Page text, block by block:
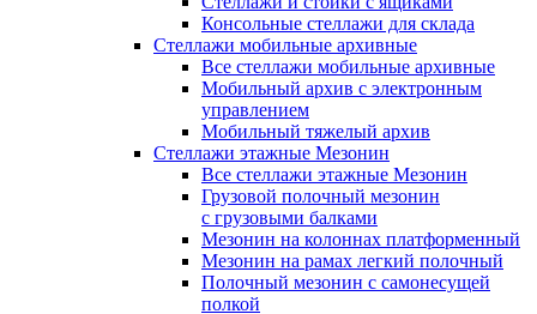
Консольные стеллажи для склада
Стеллажи мобильные архивные
Все стеллажи мобильные архивные
Мобильный архив с электронным
управлением
Мобильный тяжелый архив
Стеллажи этажные Мезонин
Все стеллажи этажные Мезонин
Грузовой полочный мезонин
с грузовыми балками
Мезонин на колоннах платформенный
Мезонин на рамах легкий полочный
Полочный мезонин с самонесущей
полкой